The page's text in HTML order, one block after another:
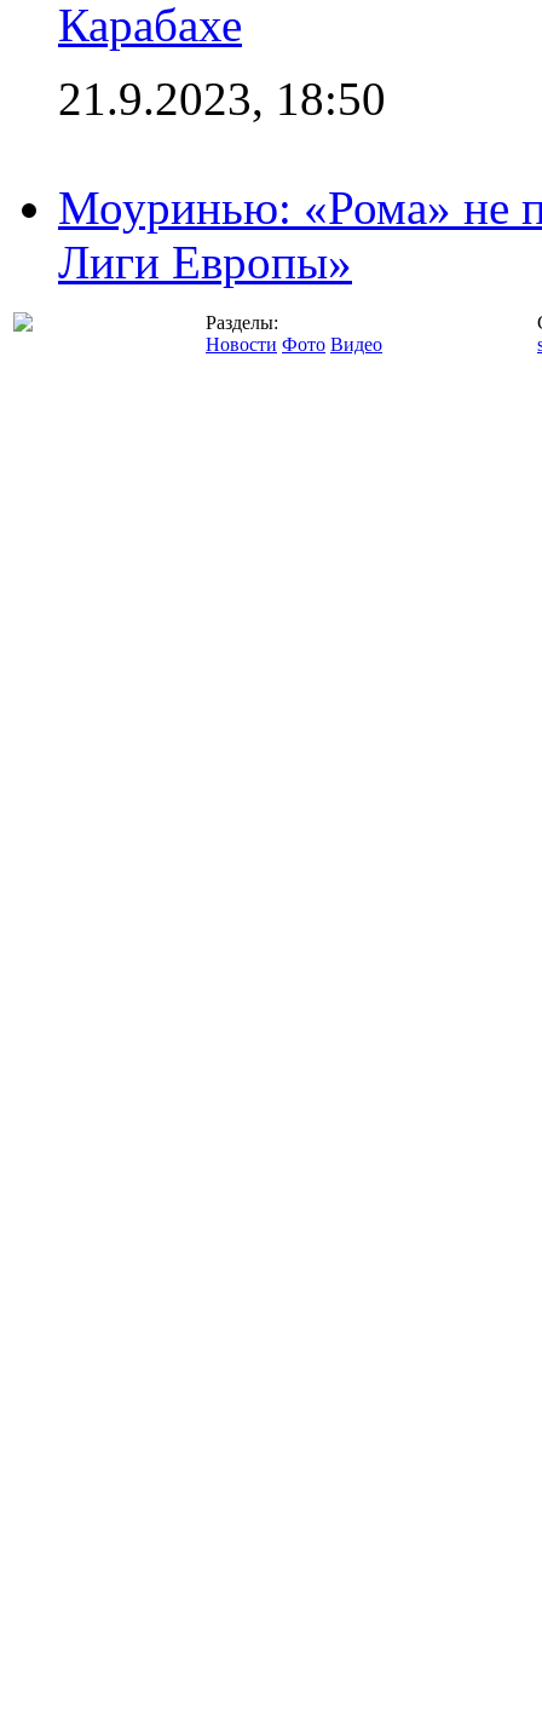
Карабахе
21.9.2023, 18:50
Моуринью: «Рома» не
Лиги Европы»
Разделы:
Новости Фото Видео